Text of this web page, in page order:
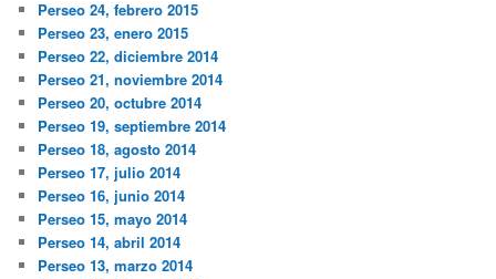
Perseo 24, febrero 2015
Perseo 23, enero 2015
Perseo 22, diciembre 2014
Perseo 21, noviembre 2014
Perseo 20, octubre 2014
Perseo 19, septiembre 2014
Perseo 18, agosto 2014
Perseo 17, julio 2014
Perseo 16, junio 2014
Perseo 15, mayo 2014
Perseo 14, abril 2014
Perseo 13, marzo 2014